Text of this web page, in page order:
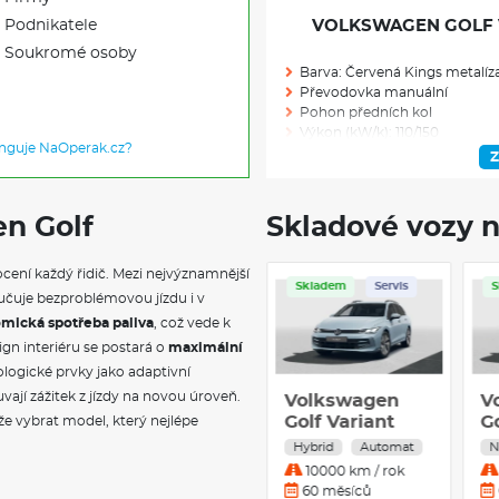
Podnikatele
Soukromé osoby
NaOperak.cz?
VOLKSWAGEN GOLF
Barva: Červená Kings
Převodovka manuální
Pohon předních kol
Výkon (kW/k): 110/150
Ve výrobě: 0
VÝBAVA NAD
Tažné zařízení: výklopné s el.
Ambientní osvětlení II.:
desky, ozdobných lišt výplní
prostoru pro nohy pasažérů
Rezervní kolo dojezdové:
Zcela sklopné opěradlo
Akční výbava People:
Golf
každý řidič. Mezi nejvýznamnější
bezproblémovou jízdu i v
spotřeba paliva , což vede k
interiéru se postará o maximální
prvky jako adaptivní
zážitek z jízdy na novou úroveň.
vybrat model, který nejlépe
Skladové vozy
Volkswagen
Golf People 1,5
Skladem Servis
Volkswagen
Golf Variant
People 1,5 eTSI
7DSG mHEV
Hybrid Automat
10000 km / rok
60 měsíců